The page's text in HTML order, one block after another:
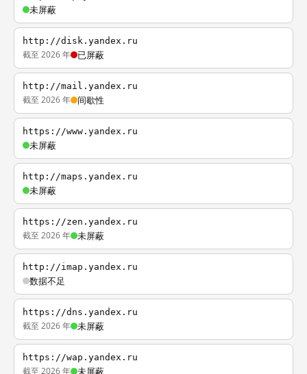
未屏蔽
http://disk.yandex.ru
截至 2026 年 已屏蔽
http://mail.yandex.ru
截至 2026 年 间歇性
https://www.yandex.ru
未屏蔽
http://maps.yandex.ru
未屏蔽
https://zen.yandex.ru
截至 2026 年 未屏蔽
http://imap.yandex.ru
数据不足
https://dns.yandex.ru
截至 2026 年 未屏蔽
https://wap.yandex.ru
截至 2026 年 未屏蔽